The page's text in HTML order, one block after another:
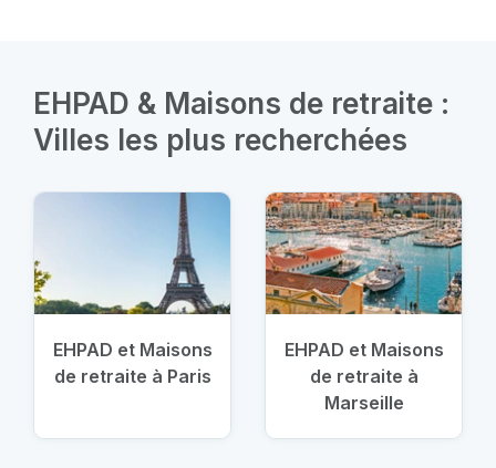
EHPAD & Maisons de retraite :
Villes les plus recherchées
EHPAD et Maisons
de retraite à Paris
EHPAD et Maisons
de retraite à
Marseille